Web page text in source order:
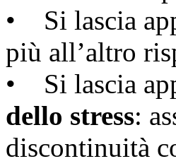
• Si lascia
più all’altro
• Si lascia
dello stress:
discontinuità